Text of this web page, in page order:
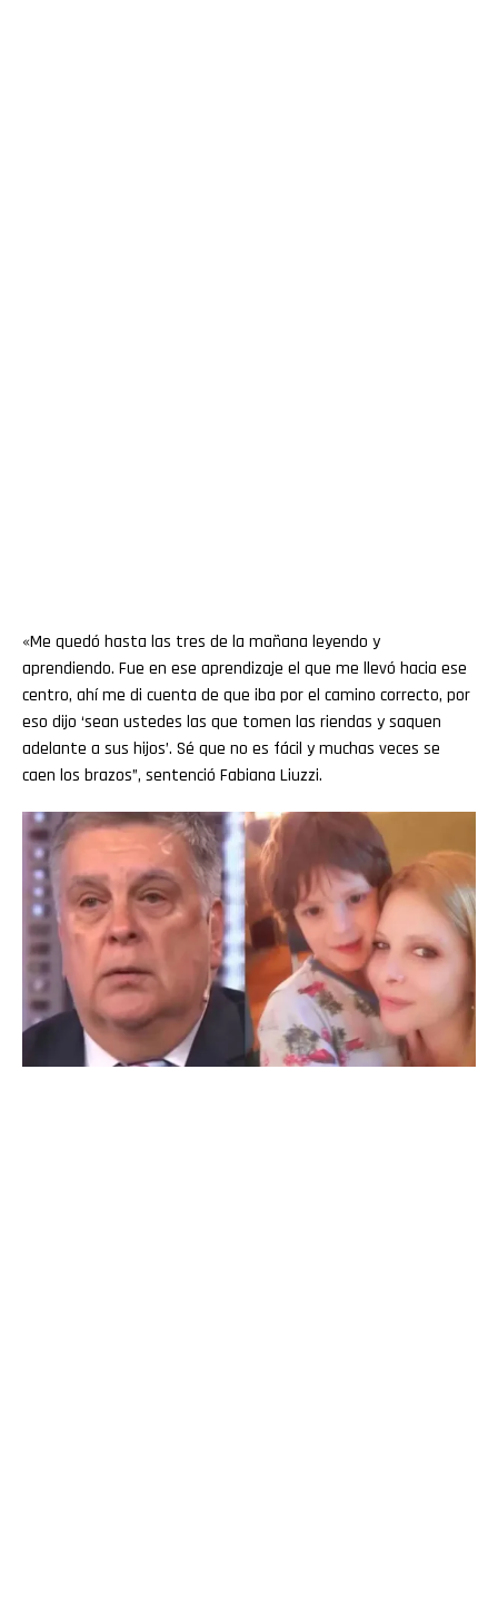
«Me quedó hasta las tres de la mañana leyendo y
aprendiendo. Fue en ese aprendizaje el que me llevó hacia ese
centro, ahí me di cuenta de que iba por el camino correcto, por
eso dijo ‘sean ustedes las que tomen las riendas y saquen
adelante a sus hijos’. Sé que no es fácil y muchas veces se
caen los brazos”, sentenció Fabiana Liuzzi.